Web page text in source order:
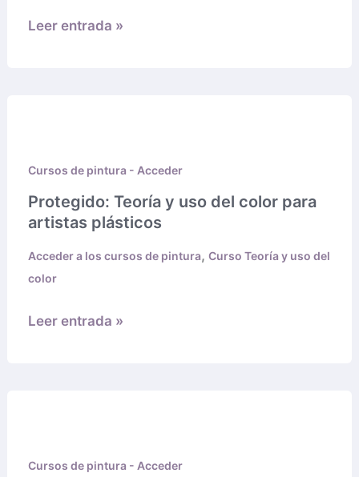
tres
Leer entrada »
Cursos de pintura - Acceder
Protegido: Teoría y uso del color para
artistas plásticos
Acceder a los cursos de pintura, Curso Teoría y uso del
color
uso
del
color
artistas
plásticos
Leer entrada »
Cursos de pintura - Acceder
pintura